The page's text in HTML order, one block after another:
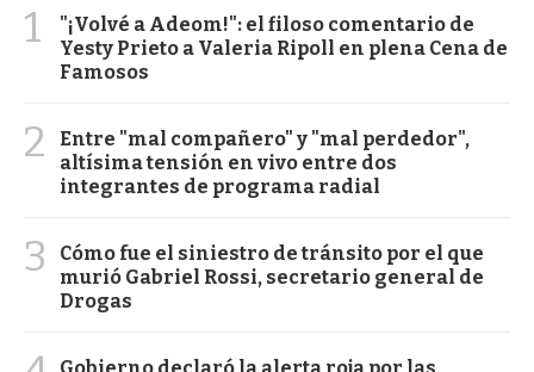
1
"¡Volvé a Adeom!": el filoso comentario de
Yesty Prieto a Valeria Ripoll en plena Cena de
Famosos
2
Entre "mal compañero" y "mal perdedor",
altísima tensión en vivo entre dos
integrantes de programa radial
3
Cómo fue el siniestro de tránsito por el que
murió Gabriel Rossi, secretario general de
Drogas